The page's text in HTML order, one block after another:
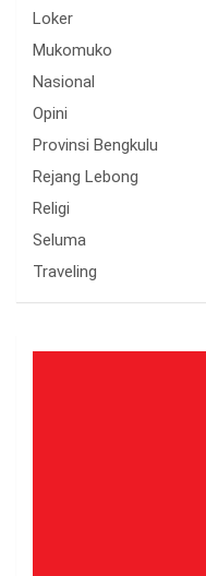
Loker
Mukomuko
Nasional
Opini
Provinsi Bengkulu
Rejang Lebong
Religi
Seluma
Traveling